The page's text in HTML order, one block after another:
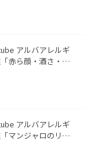
アルバアレルギ
赤ら顔・酒さ・ニ
アルバアレルギ
マンジャロのリア